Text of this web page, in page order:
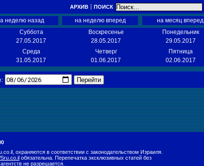
АРХИВ ПОИСК
неделю назад на неделю вперед на месяц вперед
Пятница
02.06.2017
Четверг
01.06.2017
Среда
31.05.2017
Понедельник
29.05.2017
Воскресенье
28.05.2017
Суббота
27.05.2017
Перейти
охраняются в соответствии с законодательством Израиля.
обязательна. Перепечатка эксклюзивных статей без
не разрешается.